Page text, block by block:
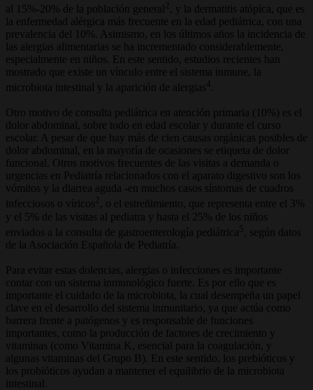
al 15%-20% de la población general
, y la dermatitis atópica, que es
la enfermedad alérgica más frecuente en la edad pediátrica, con una
prevalencia del 10%. Asimismo, en los últimos años la incidencia de
las alergias alimentarias se ha incrementado considerablemente,
especialmente en niños. En este sentido, estudios recientes han
mostrado que existe un vínculo entre el sistema inmune, la
microbiota intestinal y la aparición de alergias4
Otro motivo de consulta pediátrica en atención primaria (10%) es el
dolor abdominal, sobre todo en edad escolar y durante el curso
escolar. A pesar de que hay más de cien causas orgánicas posibles de
dolor abdominal, en la mayoría de ocasiones se etiqueta de dolor
funcional. Otros motivos frecuentes de las visitas a demanda o
urgencias en Pediatría relacionados con el aparato digestivo son los
vómitos y la diarrea aguda -en muchos casos síntomas de cuadros
infecciosos o víricos2 , o el estreñimiento, que representa entre el 3%
y el 5% de las visitas al pediatra y hasta el 25% de los niños
enviados a la consulta de gastroenterología pediátrica5
, según datos
de la Asociación Española de Pediatría.
Para evitar estas dolencias, alergias o infecciones es importante
contar con un sistema inmunológico fuerte. Es por ello que es
importante el cuidado de la microbiota, la cual desempeña un papel
clave en el desarrollo del sistema inmunitario, ya que actúa como
barrera frente a patógenos y es responsable de funciones
importantes, como la producción de factores de crecimiento y
vitaminas (como Vitamina K, esencial para la coagulación, y
algunas vitaminas del Grupo B). En este sentido, los prebióticos y
los probióticos ayudan a mantener el equilibrio de la microbiota
intestinal.